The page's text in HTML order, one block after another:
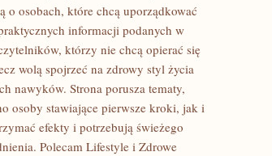
osobach, które chcą uporządkować
informacji podanych w
którzy nie chcą opierać się
wolą spojrzeć na zdrowy styl życia
nawyków. Strona porusza tematy,
osoby stawiające pierwsze kroki, jak i
efekty i potrzebują świeżego
Polecam Lifestyle i Zdrowe